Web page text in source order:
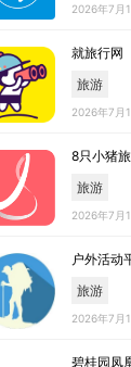
2026年7月
就旅行网
旅游
2026年7月
8只小猪
旅游
2026年7月
户外活动
旅游
2026年7月
碧桂园凤